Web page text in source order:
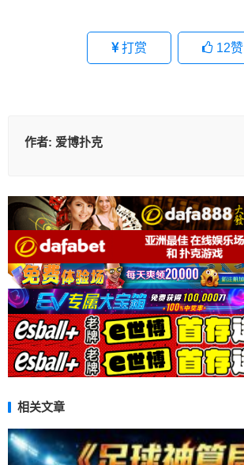
打赏 12赞
作者: 爱博扑克
相关文章